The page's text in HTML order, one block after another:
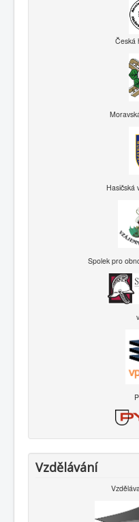
Česká
Hasičská
Spolek pro
Vzdělávání